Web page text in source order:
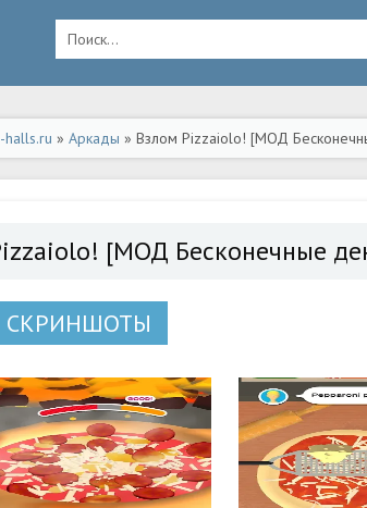
halls.ru » Аркады » Взлом Pizzaiolo! [МОД
[МОД Бесконечные
СКРИНШОТЫ